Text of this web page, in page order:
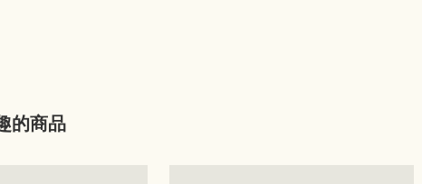
的商品